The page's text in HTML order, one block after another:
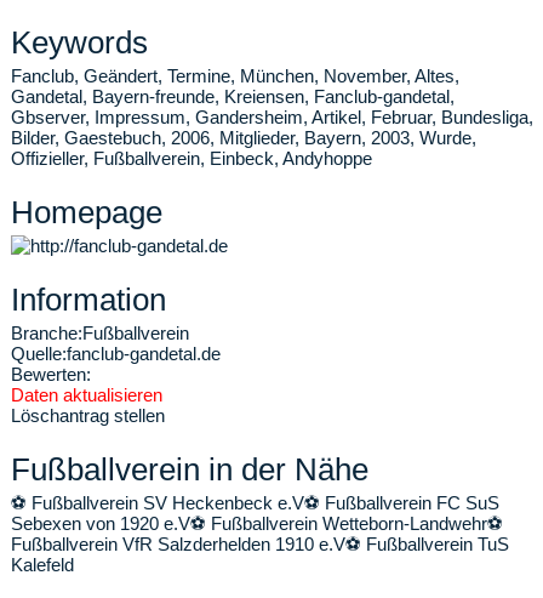
Keywords
Fanclub, Geändert, Termine, München, November, Altes,
Gandetal, Bayern-freunde, Kreiensen, Fanclub-gandetal,
Gbserver, Impressum, Gandersheim, Artikel, Februar, Bundesliga,
Bilder, Gaestebuch, 2006, Mitglieder, Bayern, 2003, Wurde,
Offizieller, Fußballverein, Einbeck, Andyhoppe
Homepage
Information
Branche:Fußballverein
Quelle:fanclub-gandetal.de
Bewerten:
Daten aktualisieren
Löschantrag stellen
Fußballverein in der Nähe
⚽ Fußballverein SV Heckenbeck e.V⚽ Fußballverein FC SuS
Sebexen von 1920 e.V⚽ Fußballverein Wetteborn-Landwehr⚽
Fußballverein VfR Salzderhelden 1910 e.V⚽ Fußballverein TuS
Kalefeld